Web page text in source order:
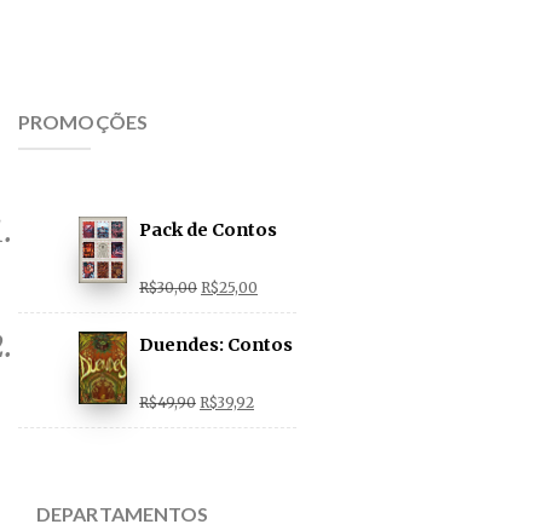
PROMOÇÕES
Pack de Contos
Frete Grátis
R$30,00 Original
R$30,00.
R$25,00
Duendes: Contos
Reinos
R$49,90 Original
R$49,90.
R$39,92Current
DEPARTAMENTOS